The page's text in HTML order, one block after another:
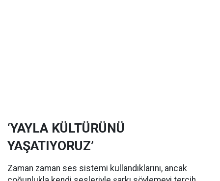
‘YAYLA KÜLTÜRÜNÜ
YAŞATIYORUZ’
Zaman zaman ses sistemi kullandıklarını, ancak